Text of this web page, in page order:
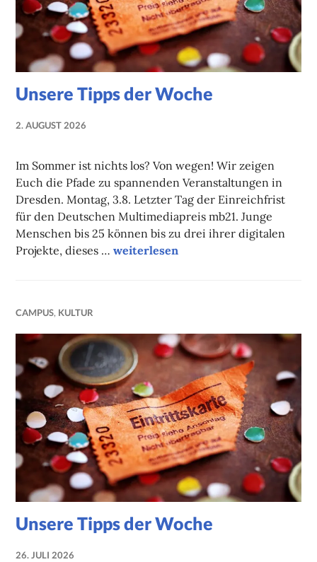
Unsere Tipps der Woche
2. AUGUST 2026
Im Sommer ist nichts los? Von wegen! Wir zeigen
Euch die Pfade zu spannenden Veranstaltungen in
Dresden. Montag, 3.8. Letzter Tag der Einreichfrist
für den Deutschen Multimediapreis mb21. Junge
Menschen bis 25 können bis zu drei ihrer digitalen
Projekte, dieses …Unsere Tipps der Woche
weiterlesen
CAMPUS, KULTUR
Unsere Tipps der Woche
26. JULI 2026